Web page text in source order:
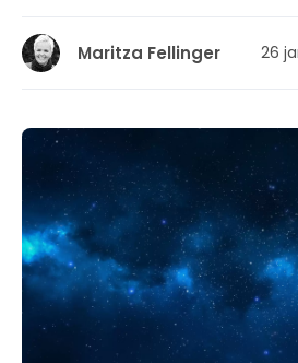
Maritza Fellinger 26